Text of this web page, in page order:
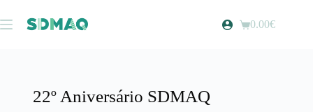
0.00€
22º Aniversário SDMAQ